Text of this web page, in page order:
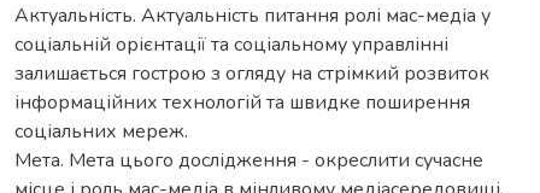
Актуальність. Актуальність питання ролі мас-медіа у
соціальній орієнтації та соціальному управлінні
залишається гострою з огляду на стрімкий розвиток
інформаційних технологій та швидке поширення
соціальних мереж.
Мета. Мета цього дослідження - окреслити сучасне